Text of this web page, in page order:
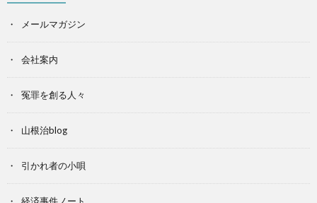
メールマガジン
会社案内
冤罪を創る人々
山根治blog
引かれ者の小唄